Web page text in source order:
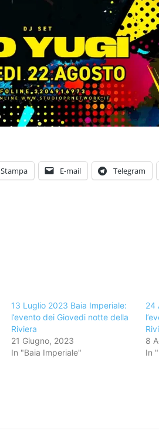
Stampa E-mail Telegram
13 Luglio 2023 Baia Imperiale:
l’evento dei Giovedi notte della
Riviera
21 Giugno, 2023
In "Baia Imperiale"
24
8
In